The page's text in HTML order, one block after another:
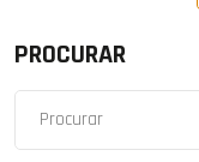
PROCURAR